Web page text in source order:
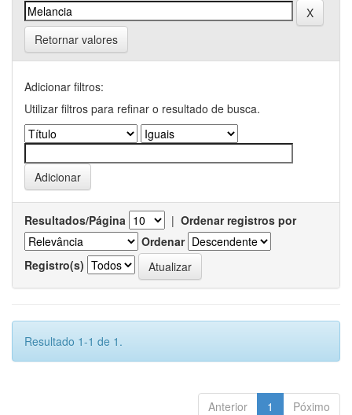
Retornar valores
Adicionar filtros:
Utilizar filtros para refinar o resultado de busca.
Resultados/Página | Ordenar registros por
Ordenar
Registro(s)
Resultado 1-1 de 1.
Anterior 1 Póximo